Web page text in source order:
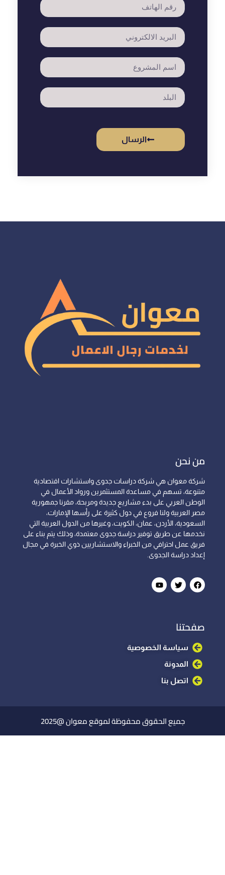
الرسال
من نحن
شركة معوان هي شركة دراسات جدوى واستشارات اقتصادية
متنوعة، تسهم في مساعدة المستثمرين ورواد الأعمال في
الوطن العربي على بدء مشاريع جديدة ومربحة، مقرنا جمهورية
مصر العربية ولنا فروع في دول كثيرة على رأسها الإمارات،
السعودية، الأردن، عمان، الكويت، وغيرها من الدول العربية التي
نخدمها عن طريق توفير دراسة جدوى معتمدة، وذلك يتم بناء على
فريق عمل احترافي من الخبراء والاستشاريين ذوي الخبرة في مجال
إعداد دراسة الجدوى.
صفحتنا
سياسة الخصوصية
المدونة
اتصل بنا
جميع الحقوق محفوظة لموقع معوان @2025